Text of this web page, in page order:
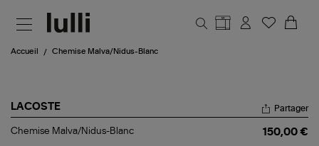
Accueil Chemise Malva/Nidus-Blanc
LACOSTE
Chemise
Partager
Chemise Malva/Nidus-Blanc 150,00 €